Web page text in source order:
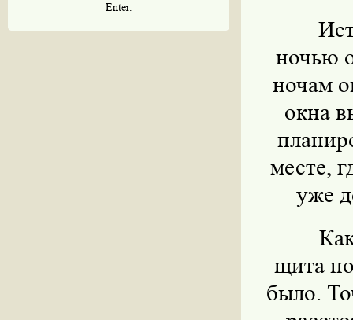
Enter.
ночью
ночам
окна
месте,
уже
щита
было.